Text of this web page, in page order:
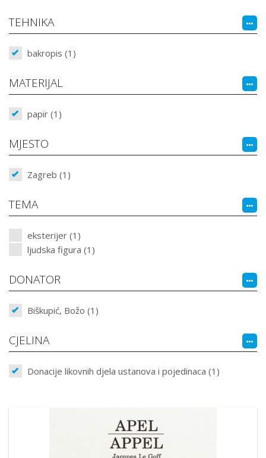
TEHNIKA
bakropis (1)
MATERIJAL
papir (1)
MJESTO
Zagreb (1)
TEMA
eksterijer (1)
ljudska figura (1)
DONATOR
Biškupić, Božo (1)
CJELINA
Donacije likovnih djela ustanova i pojedinaca (1)